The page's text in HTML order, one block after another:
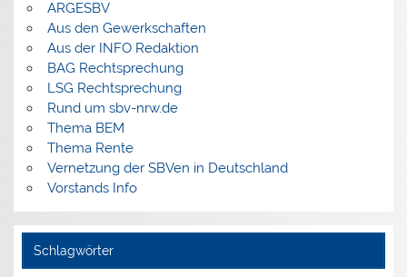
ARGESBV
Aus den Gewerkschaften
Aus der INFO Redaktion
BAG Rechtsprechung
LSG Rechtsprechung
Rund um sbv-nrw.de
Thema BEM
Thema Rente
Vernetzung der SBVen in Deutschland
Vorstands Info
Schlagwörter